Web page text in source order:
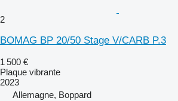
2
BOMAG BP 20/50 Stage V/CARB P.3
1 500 €
Plaque vibrante
2023
Allemagne, Boppard